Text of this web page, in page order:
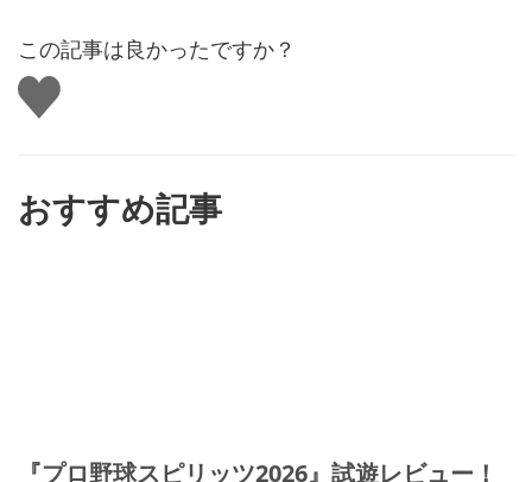
この記事は良かったですか？
い
い
おすすめ記事
『プロ野球スピリッツ2026』試遊レビュー！